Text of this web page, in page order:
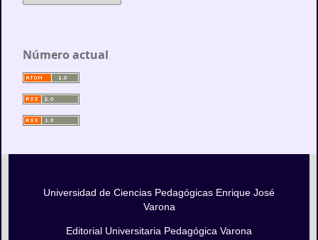
Número actual
Universidad de Ciencias Pedagógicas Enrique José
Varona
Editorial Universitaria Pedagógica Varona